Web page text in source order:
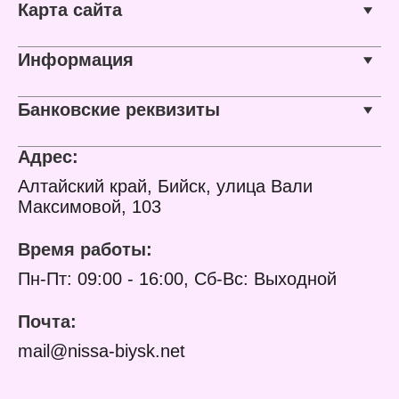
перчаток, при попадании
смыть теплой водой с
Характеристики:
Тип товара:
Марка: 646
Объем: 5 л
Карта сайта
Информация
Банковские реквизиты
Адрес:
Алтайский край, Бийск, улица Вали
Максимовой, 103
Время работы:
Пн-Пт: 09:00 - 16:00, Сб-Вс: Выходной
Почта:
mail@nissa-biysk.net